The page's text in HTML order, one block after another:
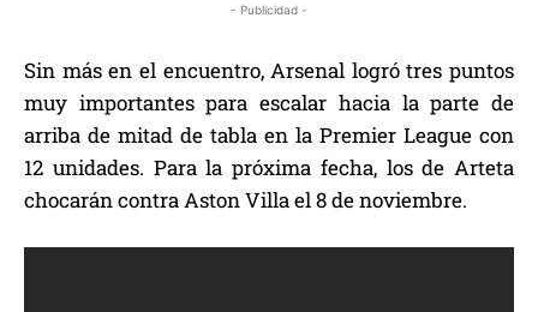
- Publicidad -
Sin más en el encuentro, Arsenal logró tres puntos
muy importantes para escalar hacia la parte de
arriba de mitad de tabla en la Premier League con
12 unidades. Para la próxima fecha, los de Arteta
chocarán contra Aston Villa el 8 de noviembre.